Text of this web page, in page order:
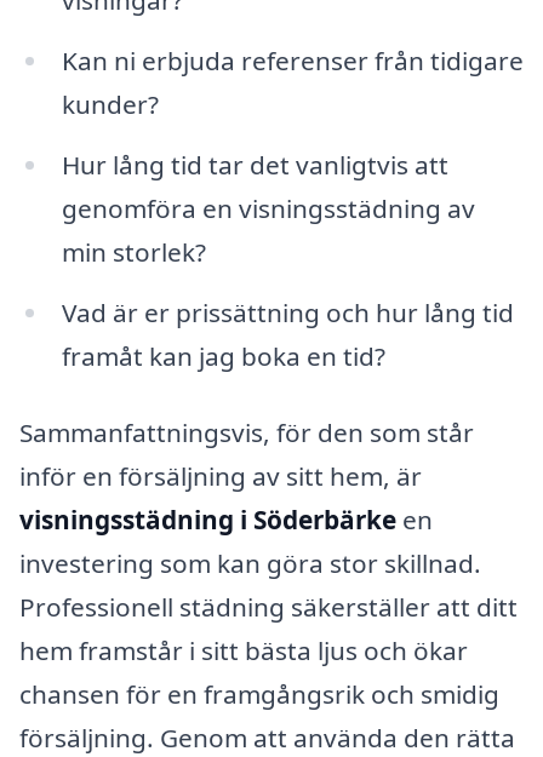
Kan ni erbjuda referenser från tidigare
kunder?
Hur lång tid tar det vanligtvis att
genomföra en visningsstädning av
min storlek?
Vad är er prissättning och hur lång tid
framåt kan jag boka en tid?
Sammanfattningsvis, för den som står
inför en försäljning av sitt hem, är
visningsstädning i Söderbärke en
investering som kan göra stor skillnad.
Professionell städning säkerställer att ditt
hem framstår i sitt bästa ljus och ökar
chansen för en framgångsrik och smidig
försäljning. Genom att använda den rätta